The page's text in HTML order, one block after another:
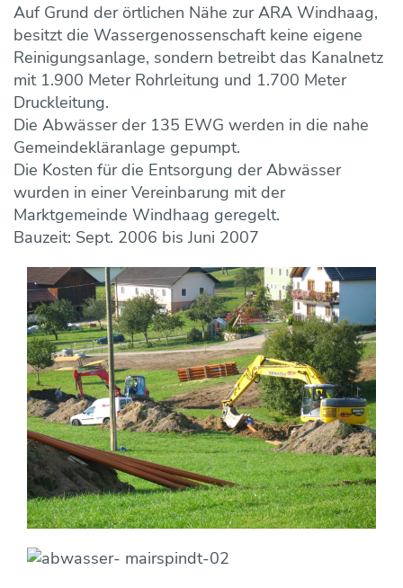
Auf Grund der örtlichen Nähe zur ARA Windhaag,
besitzt die Wassergenossenschaft keine eigene
Reinigungsanlage, sondern betreibt das Kanalnetz
mit 1.900 Meter Rohrleitung und 1.700 Meter
Druckleitung.
Die Abwässer der 135 EWG werden in die nahe
Gemeindekläranlage gepumpt.
Die Kosten für die Entsorgung der Abwässer
wurden in einer Vereinbarung mit der
Marktgemeinde Windhaag geregelt.
Bauzeit: Sept. 2006 bis Juni 2007